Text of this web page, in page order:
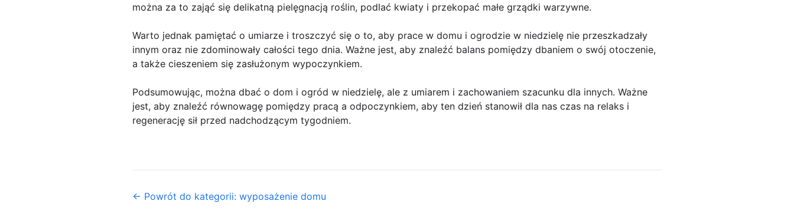
można za to zająć się delikatną pielęgnacją roślin, podlać kwiaty i przekopać małe grządki warzywne.
Warto jednak pamiętać o umiarze i troszczyć się o to, aby prace w domu i ogrodzie w niedzielę nie przeszkadzały
innym oraz nie zdominowały całości tego dnia. Ważne jest, aby znaleźć balans pomiędzy dbaniem o swój otoczenie,
a także cieszeniem się zasłużonym wypoczynkiem.
Podsumowując, można dbać o dom i ogród w niedzielę, ale z umiarem i zachowaniem szacunku dla innych. Ważne
jest, aby znaleźć równowagę pomiędzy pracą a odpoczynkiem, aby ten dzień stanowił dla nas czas na relaks i
regenerację sił przed nadchodzącym tygodniem.
← Powrót do kategorii: wyposażenie domu